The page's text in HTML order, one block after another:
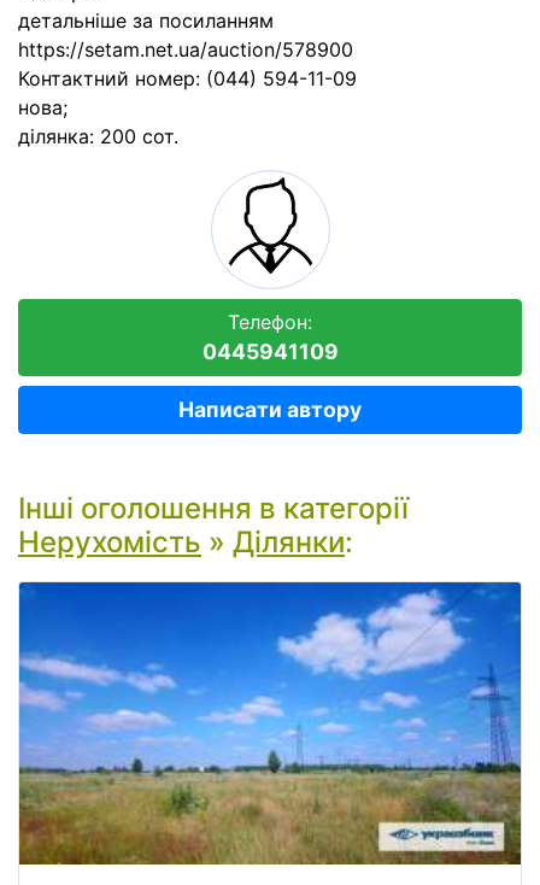
детальніше за посиланням
https://setam.net.ua/auction/578900
Контактний номер: (044) 594-11-09
нова;
ділянка: 200 сот.
Телефон:
0445941109
Написати автору
Інші оголошення в категорії
Нерухомість » Ділянки: